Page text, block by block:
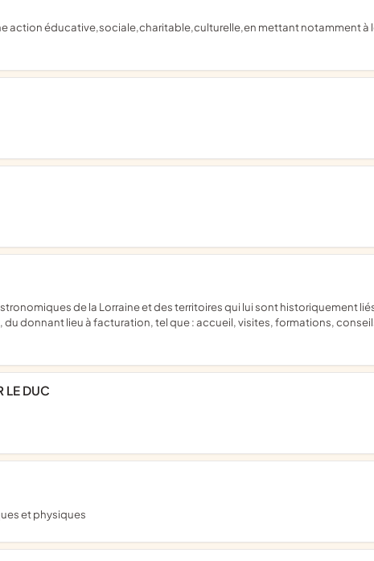
donnant lieu à facturation, tel que : accueil, visites, formations,
LE DUC
et physiques